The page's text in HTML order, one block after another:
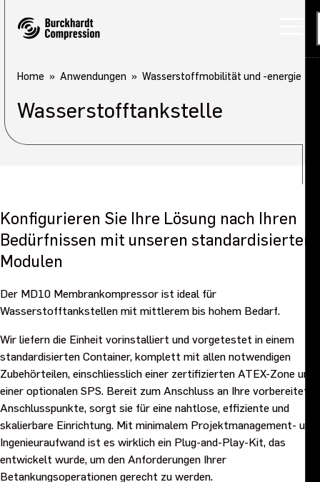
Home Anwendungen Wasserstoffmobilität und -energie
Wasserstofftankstelle
Konfigurieren Sie Ihre Lösung nach Ihren
Bedürfnissen mit unseren standardisierten
Modulen
Der MD10 Membrankompressor ist ideal für
Wasserstofftankstellen mit mittlerem bis hohem Bedarf.
Wir liefern die Einheit vorinstalliert und vorgetestet in einem
standardisierten Container, komplett mit allen notwendigen
Zubehörteilen, einschliesslich einer zertifizierten ATEX-Zone und
einer optionalen SPS. Bereit zum Anschluss an Ihre vorbereiteten
Anschlusspunkte, sorgt sie für eine nahtlose, effiziente und
skalierbare Einrichtung. Mit minimalem Projektmanagement- und
Ingenieuraufwand ist es wirklich ein Plug-and-Play-Kit, das
entwickelt wurde, um den Anforderungen Ihrer
Betankungsoperationen gerecht zu werden.